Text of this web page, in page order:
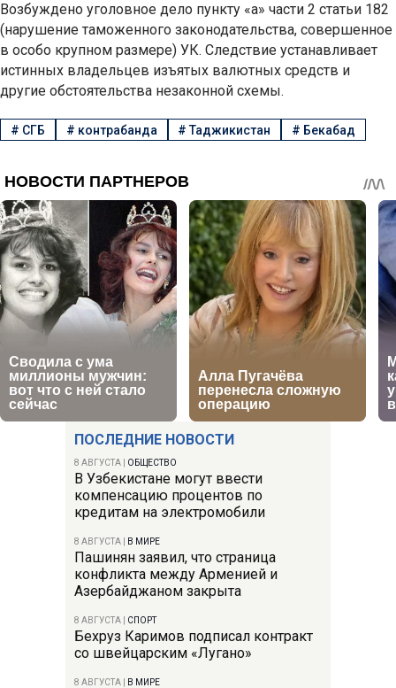
ПОСЛЕДНИЕ НОВОСТИ
8 АВГУСТА ОБЩЕСТВО
В Узбекистане могут ввести
компенсацию процентов по
кредитам на электромобили
8 АВГУСТА В МИРЕ
Пашинян заявил, что страница
конфликта между Арменией и
Азербайджаном закрыта
8 АВГУСТА СПОРТ
Бехруз Каримов подписал контракт
со швейцарским «Лугано»
8 АВГУСТА В МИРЕ
Возбуждено уголовное дело пункту «а» части 2 статьи 182
(нарушение таможенного законодательства, совершенное
в особо крупном размере) УК. Следствие устанавливает
истинных владельцев изъятых валютных средств и
другие обстоятельства незаконной схемы.
# СГБ # контрабанда #Таджикистан # Бекабад